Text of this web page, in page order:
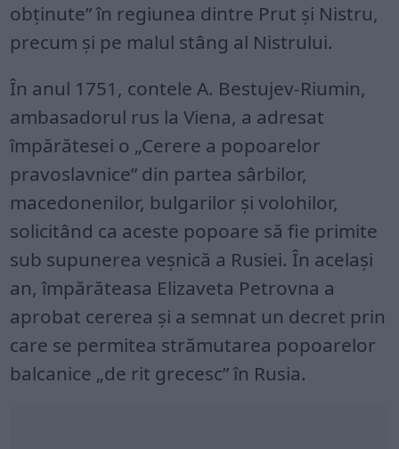
obținute” în regiunea dintre Prut și Nistru,
precum și pe malul stâng al Nistrului.
În anul 1751, contele A. Bestujev-Riumin,
ambasadorul rus la Viena, a adresat
împărătesei o „Cerere a popoarelor
pravoslavnice” din partea sârbilor,
macedonenilor, bulgarilor și volohilor,
solicitând ca aceste popoare să fie primite
sub supunerea veșnică a Rusiei. În același
an, împărăteasa Elizaveta Petrovna a
aprobat cererea și a semnat un decret prin
care se permitea strămutarea popoarelor
balcanice „de rit grecesc” în Rusia.